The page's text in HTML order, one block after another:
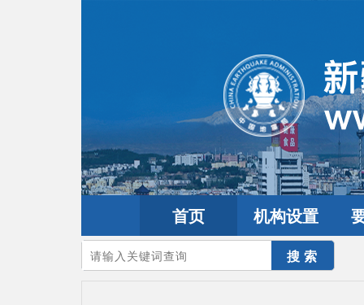
首页 机构设置
您的当前位置：首页>要闻动态